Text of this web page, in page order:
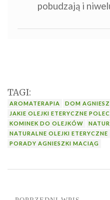
pobudzają i
TAGI:
AROMATERAPIA
DOM
JAKIE OLEJKI ETERYCZNE
KOMINEK DO OLEJKÓW
NATURALNE OLEJKI ETERYCZNE
PORADY AGNIESZKI MACIĄG